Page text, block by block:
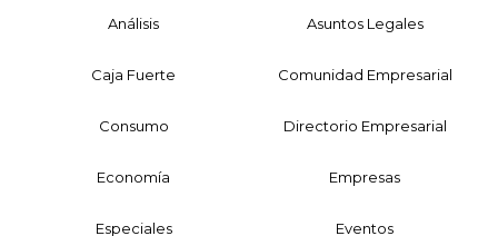
Análisis Asuntos Legales
Caja Fuerte Comunidad Empresarial
Consumo Directorio Empresarial
Economía Empresas
Especiales Eventos